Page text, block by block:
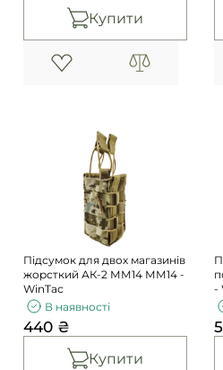
Купити
Підсумок для двох магазинів
жорсткий АК-2 ММ14 ММ14 -
WinTac
В наявності
440 ₴
Купити
-